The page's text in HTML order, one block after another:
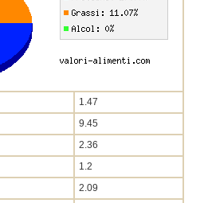
1.47
9.45
2.36
1.2
2.09